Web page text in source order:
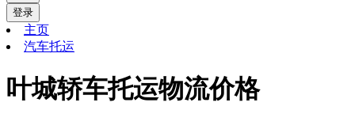
登录
主页
汽车托运
叶城轿车托运物流价格